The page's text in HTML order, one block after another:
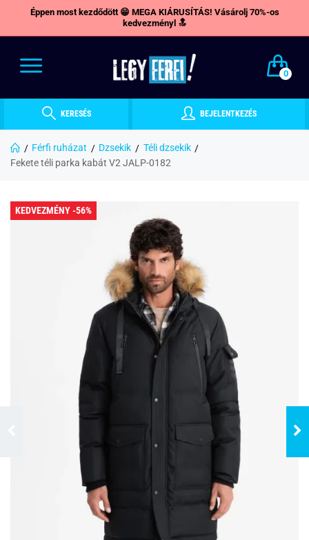
Éppen most kezdődött 😁 MEGA KIÁRUSÍTÁS! Vásárolj 70%-os
kedvezményl 🔝
0
KERESÉS BEJELENTKEZÉS
Férfi ruházat Dzsekik
Téli dzsekik
Fekete téli parka kabát V2 JALP-0182
KEDVEZMÉNY -56%